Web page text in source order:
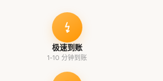
极速到账
1-10 分钟到账